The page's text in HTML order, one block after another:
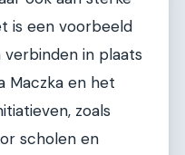
is een voorbeeld
verbinden in plaats
Maczka en het
zoals
scholen en